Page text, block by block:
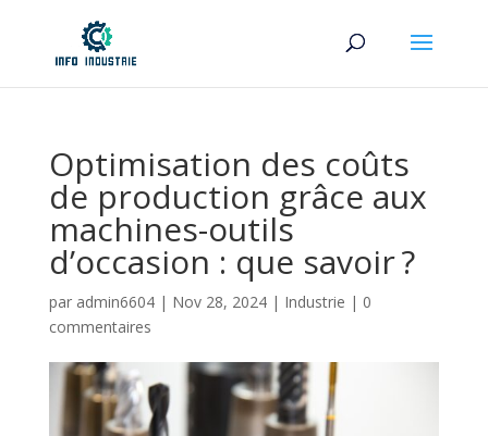
Optimisation des coûts
de production grâce aux
machines-outils
d’occasion : que savoir ?
par admin6604| Nov 28, 2024| Industrie | 0
commentaires